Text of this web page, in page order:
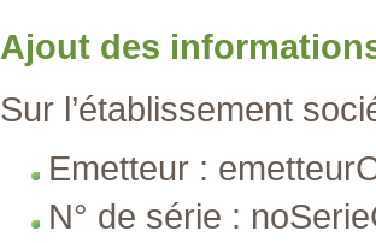
Ajout des
Sur l’établissement
Emetteur :
N° de série :